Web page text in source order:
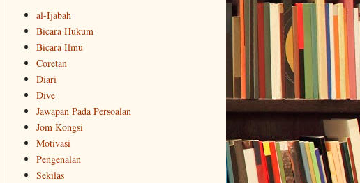
al-Ijabah
Bicara Hukum
Bicara Ilmu
Coretan
Diari
Dive
Jawapan Pada Persoalan
Jom Kongsi
Motivasi
Pengenalan
Sekilas